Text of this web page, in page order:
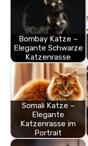
Bombay Katze –
Elegante Schwarze
Katzenrasse
Somali Katze –
Elegante
Katzenrasse im
Portrait